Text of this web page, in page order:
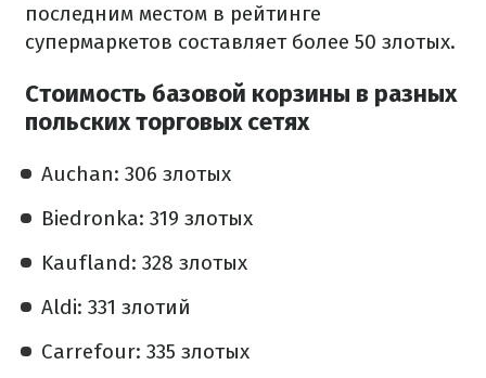
последним местом в рейтинге
супермаркетов составляет более 50 злотых.
Стоимость базовой корзины в разных
польских торговых сетях
Auchan: 306 злотых
Biedronka: 319 злотых
Kaufland: 328 злотых
Aldi: 331 злотий
Carrefour: 335 злотых